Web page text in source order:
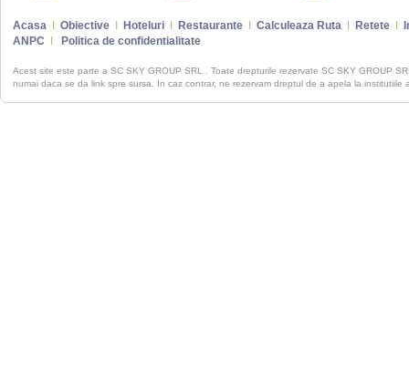
Acasa Obiective Hoteluri Restaurante Calculeaza Ruta Retete
ANPC
Politica de confidentialitate
Acest site este parte a SC SKY GROUP SRL . Toate drepturile rezervate SC SKY GROUP
numai daca se da link spre sursa. In caz contrar, ne rezervam dreptul de a apela la institutiile